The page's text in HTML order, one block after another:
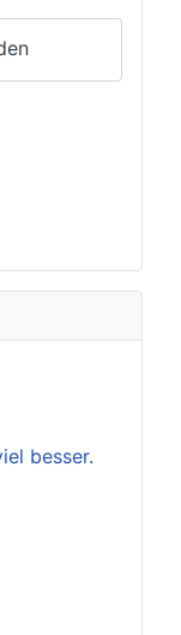
besser.